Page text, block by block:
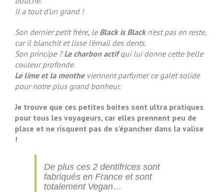
Il a tout d’un grand !
Son dernier petit frère, le Black is Blackn’est pas en reste,
car il blanchit et lisse l’émail des dents.
Son principe ?Le charbon actifqui lui donne cette belle
couleur profonde.
Le lime et la mentheviennent parfumer ce galet solide
pour notre plus grand bonheur.
Je trouve que ces petites boites sont ultra pratiques
pour tous les voyageurs, car elles prennent peu de
place et ne risquent pas de s’épancher dans la valise
!
De plus ces 2 dentifrices sont
fabriqués en France et sont
totalement Vegan…